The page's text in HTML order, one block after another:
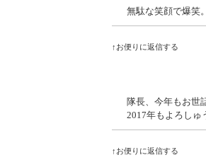
無駄な笑顔で爆笑
↑お便りに返信する
隊長、今年もお世
2017年もよろしゅ
↑お便りに返信する